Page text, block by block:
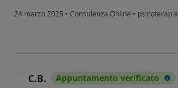
24 marzo 2025 • Consulenza Online • psicoterapia
C.B. Appuntamento verificato